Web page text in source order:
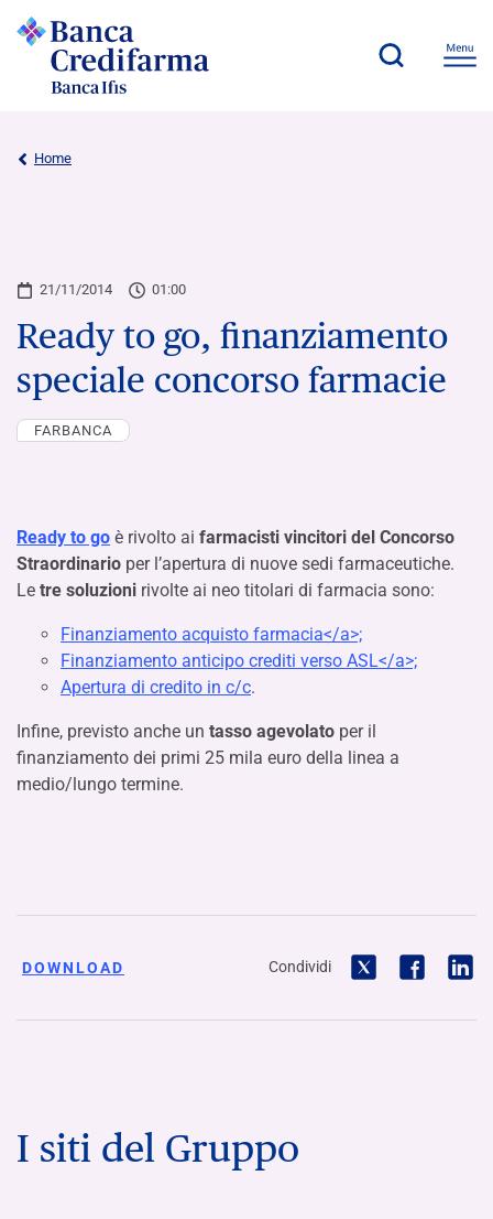
Home
21/11/2014 01:00
Ready to go, finanziamento
speciale concorso farmacie
FARBANCA
Ready to go è rivolto ai farmacisti vincitori del Concorso
Straordinario per l’apertura di nuove sedi farmaceutiche.
Le tre soluzioni rivolte ai neo titolari di farmacia sono:
Finanziamento acquisto farmacia</a>;
Finanziamento anticipo crediti verso ASL</a>;
Apertura di credito in c/c.
Infine, previsto anche un tasso agevolato per il
finanziamento dei primi 25 mila euro della linea a
medio/lungo termine.
DOWNLOAD Condividi
I siti del Gruppo